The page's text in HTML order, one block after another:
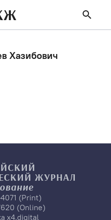
Хазибович
ЖУРНАЛ
(Print)
(Online)
x4.digital